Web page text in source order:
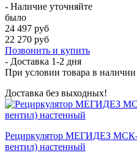
- Наличие уточняйте
было
24 497 руб
22 270 руб
Позвонить и купить
- Доставка 1-2 дня
При условии товара в наличии
Доставка без выходных!
Рециркулятор МЕГИДЕЗ МСК-
вентил) настенный